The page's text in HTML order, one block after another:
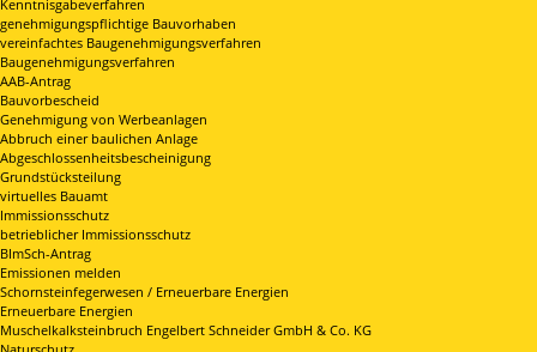
Kenntnisgabeverfahren
genehmigungspflichtige Bauvorhaben
vereinfachtes Baugenehmigungsverfahren
Baugenehmigungsverfahren
AAB-Antrag
Bauvorbescheid
Genehmigung von Werbeanlagen
Abbruch einer baulichen Anlage
Abgeschlossenheitsbescheinigung
Grundstücksteilung
virtuelles Bauamt
Immissionsschutz
betrieblicher Immissionsschutz
BImSch-Antrag
Emissionen melden
Schornsteinfegerwesen / Erneuerbare Energien
Erneuerbare Energien
Muschelkalksteinbruch Engelbert Schneider GmbH & Co. KG